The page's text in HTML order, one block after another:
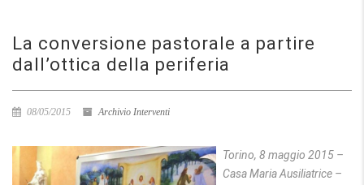
La conversione pastorale a partire
dall’ottica della periferia
08/05/2015 Archivio Interventi
Torino, 8 maggio 2015 –
Casa Maria Ausiliatrice –